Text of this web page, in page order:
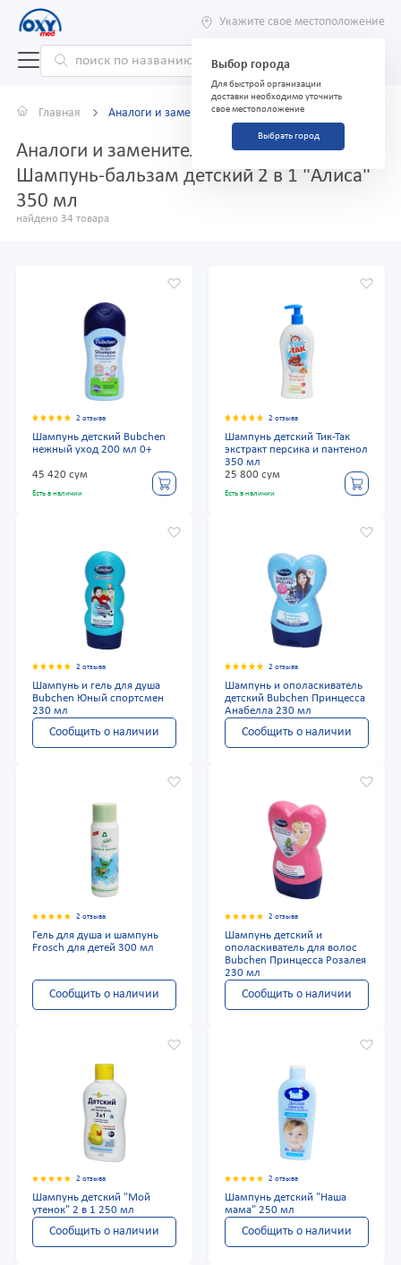
Укажите свое местоположение
Выбор города
Для быстрой организации
доставки необходимо уточнить
свое местоположение
Выбрать город
Главная Аналоги и заменители
Аналоги и заменители препарата
Шампунь-бальзам детский 2 в 1 "Алиса"
350 мл
найдено 34 товара
2 отзыва
Шампунь детский Bubchen
нежный уход 200 мл 0+
45 420 сум
Есть в наличии
2 отзыва
Шампунь детский Тик-Так
экстракт персика и пантенол
350 мл
25 800 сум
Есть в наличии
2 отзыва
Шампунь и гель для душа
Bubchen Юный спортсмен
230 мл
Сообщить о наличии
2 отзыва
Шампунь и ополаскиватель
детский Bubchen Принцесса
Анабелла 230 мл
Сообщить о наличии
2 отзыва
Гель для душа и шампунь
Frosch для детей 300 мл
Сообщить о наличии
2 отзыва
Шампунь детский и
ополаскиватель для волос
Bubchen Принцесса Розалея
230 мл
Сообщить о наличии
2 отзыва
Шампунь детский "Мой
утенок" 2 в 1 250 мл
Сообщить о наличии
2 отзыва
Шампунь детский "Наша
мама" 250 мл
Сообщить о наличии